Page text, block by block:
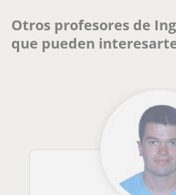
Otros profesores de
que pueden